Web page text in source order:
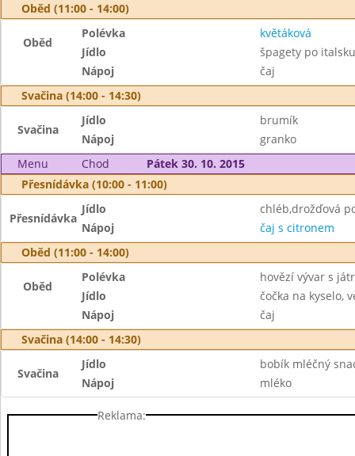
Oběd (11:00 - 14:00)
Oběd
Polévka
květáková
Jídlo
špagety po
Nápoj
čaj
Svačina (14:00 - 14:30)
Svačina
Jídlo
brumík
Nápoj
granko
Menu
Chod
Pátek 30. 10. 2015
Přesnídávka (10:00 - 11:00)
Přesnídávka
Jídlo
chléb,drožďová
Nápoj
čaj s citronem
Oběd (11:00 - 14:00)
Oběd
Polévka
hovězí vývar s
Jídlo
čočka na kyselo,
Nápoj
čaj
Svačina (14:00 - 14:30)
Svačina
Jídlo
bobík mléčný
Nápoj
mléko
Reklama: